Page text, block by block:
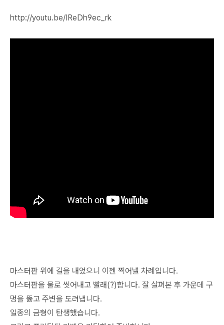
http://youtu.be/IReDh9ec_rk
마스터판 위에 길을 내었으니 이젠 찍어낼 차례입니다.
마스터판을 물로 씻어내고 빨래(?)합니다. 잘 살펴본 후 가운데 구
멍을 뚫고 주변을 도려냅니다.
일종의 금형이 탄생했습니다.